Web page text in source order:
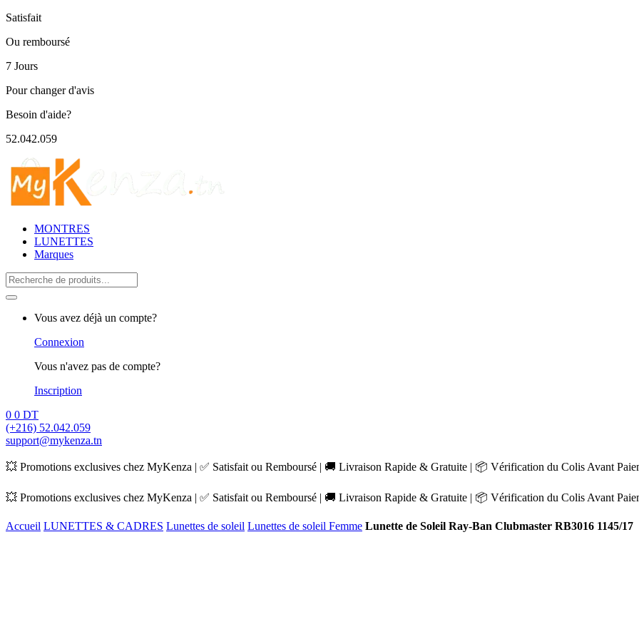
Satisfait
Ou remboursé
7 Jours
Pour changer d'avis
Besoin d'aide?
52.042.059
MONTRES
LUNETTES
Marques
Search
for:
Vous avez déjà un compte?
Connexion
Vous n'avez pas de compte?
Inscription
0 0 DT
(+216) 52.042.059
support@mykenza.tn
💥 Promotions exclusives chez MyKenza | ✅ Satisfait ou Remboursé | 🚚 Livraison Rapide & Gratuite | 📦 Vérification du Colis Avant
💥 Promotions exclusives chez MyKenza | ✅ Satisfait ou Remboursé | 🚚 Livraison Rapide & Gratuite | 📦 Vérification du Colis Avant
Accueil LUNETTES & CADRES Lunettes de soleil Lunettes de soleil Femme Lunette de Soleil Ray-Ban Clubmaster RB3016 1145/17